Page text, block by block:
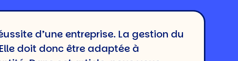
d’une entreprise. La gestion du
doit donc être adaptée à